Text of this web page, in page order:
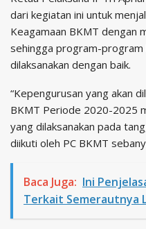
dari kegiatan ini untuk
Keagamaan BKMT dengan
sehingga program-
dilaksanakan dengan baik.
“Kepengurusan yang akan
BKMT Periode 2020-2025
yang dilaksanakan pada
diikuti oleh PC BKMT
Baca Juga: Ini
Terkait Semerautnya